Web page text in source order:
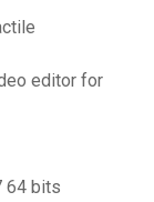
editor for
64 bits